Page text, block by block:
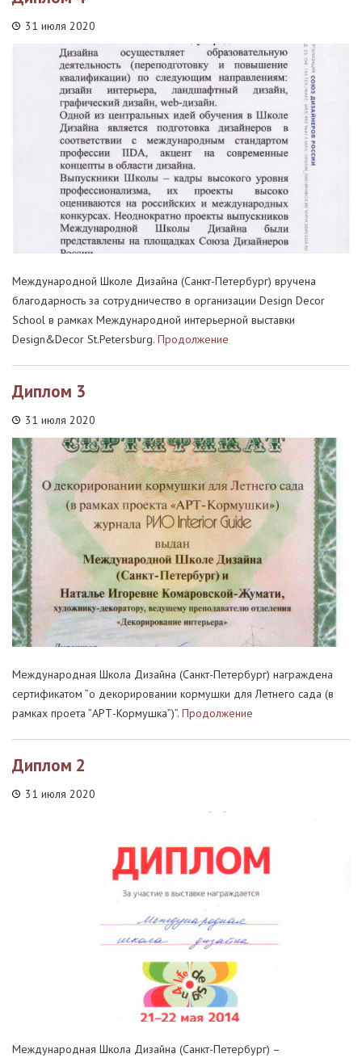
31 июля 2020
Международной Школе Дизайна (Санкт-Петербург) вручена
благодарность за сотрудничество в организации Design Decor
School в рамках Международной интерьерной выставки
Design&Decor St.Petersburg. Продолжение
Диплом 3
31 июля 2020
Международная Школа Дизайна (Санкт-Петербург) награждена
сертификатом ”о декорировании кормушки для Летнего сада (в
рамках проета ”АРТ-Кормушка”)”. Продолжение
Диплом 2
31 июля 2020
Международная Школа Дизайна (Санкт-Петербург) –